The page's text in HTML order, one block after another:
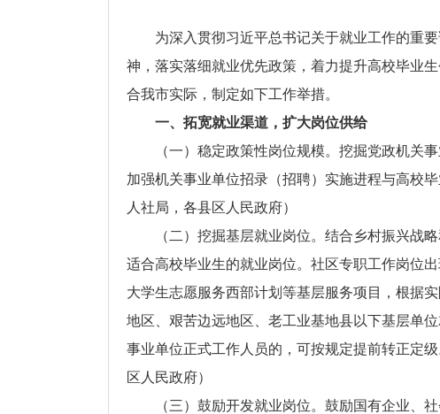
为深入贯彻习近平总书记关于就业工作的重
神，落实落细就业优先政策，着力提升高校毕业
合我市实际，制定如下工作举措。
一、拓宽就业渠道，扩大岗位供给
（一）稳定政策性岗位规模。挖掘党政机关
加强机关事业单位招录（招聘）实施进程与高校
人社局，各县区人民政府）
（二）挖掘基层就业岗位。结合乡村振兴战
适合高校毕业生的就业岗位。社区专职工作岗位
大学生志愿服务西部计划等基层服务项目，根据
地区、艰苦边远地区、老工业基地县以下基层单
事业单位正式工作人员的，可按规定提前转正定
区人民政府）
（三）鼓励开发就业岗位。鼓励国有企业、